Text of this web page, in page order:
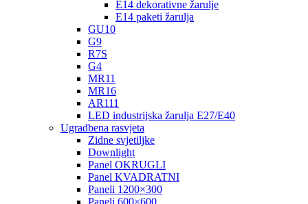
E14 dekorativne žarulje
E14 paketi žarulja
GU10
G9
R7S
G4
MR11
MR16
AR111
LED industrijska žarulja E27/E40
Ugradbena rasvjeta
Zidne svjetiljke
Downlight
Panel OKRUGLI
Panel KVADRATNI
Paneli 1200×300
Paneli 600×600